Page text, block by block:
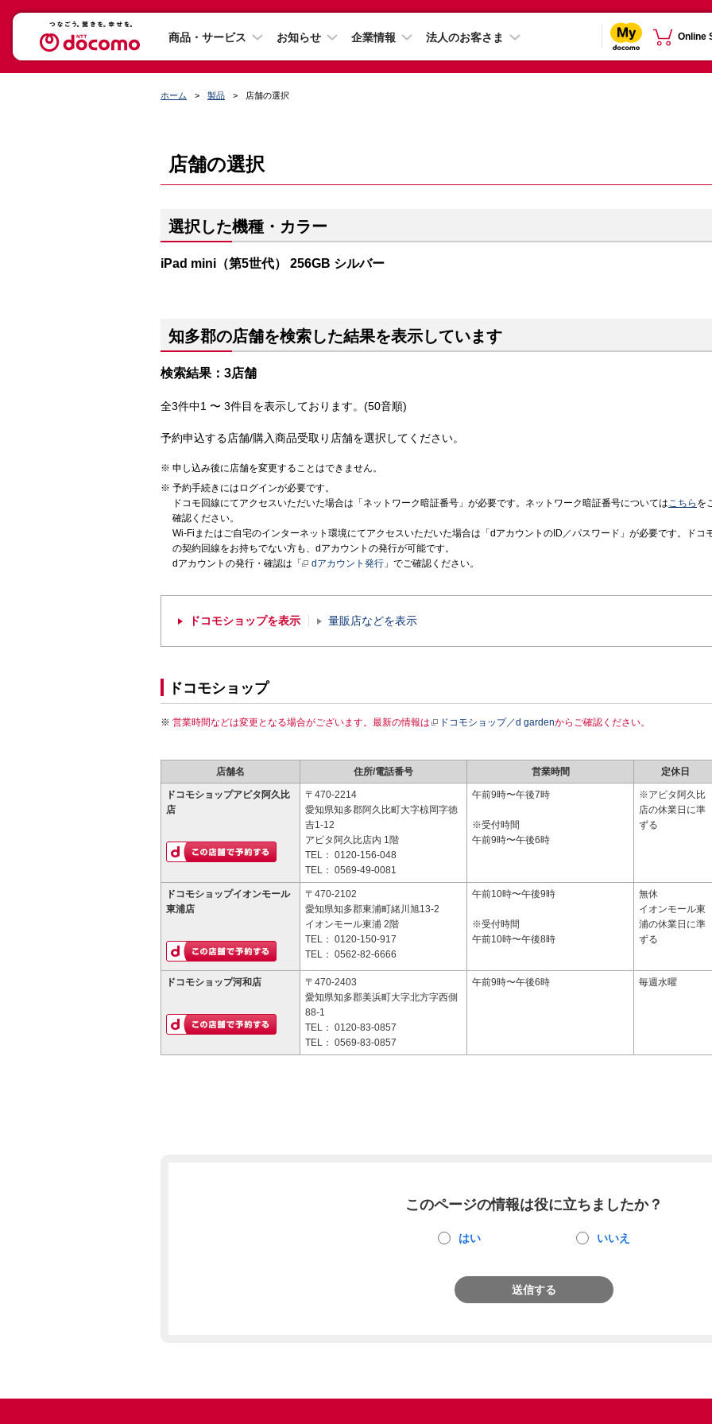
商品・サービス お知らせ 企業情報 法人のお客さま Online
ホーム 製品 店舗の選択
店舗の選択
選択した機種・カラー
iPad mini（第5世代） 256GB シルバー
知多郡の店舗を検索した結果を表示しています
検索結果：3店舗
全3件中1 〜 3件目を表示しております。(50音順)
予約申込する店舗/購入商品受取り店舗を選択してください。
申し込み後に店舗を変更することはできません。
予約手続きにはログインが必要です。
ドコモ回線にてアクセスいただいた場合は「ネットワーク暗証番号」が必要です。ネットワーク暗証番号についてはこちら を
確認ください。
Wi-Fiまたはご自宅のインターネット環境にてアクセスいただいた場合は「dアカウントのID／パスワード」が必要です。ドコ
の契約回線をお持ちでない方も、dアカウントの発行が可能です。
dアカウントの発行・確認は「
dアカウント発行 」でご確認ください。
ドコモショップを表示 量販店などを表示
ドコモショップ
営業時間などは変更となる場合がございます。最新の情報は ドコモショップ／d gardenからご確認ください。
店舗名 住所/電話番号 営業時間 定休日
ドコモショップアピタ阿久比
店
〒470-2214
愛知県知多郡阿久比町大字椋岡字徳
吉1-12
アピタ阿久比店内 1階
TEL： 0120-156-048
TEL： 0569-49-0081
午前9時〜午後7時
※受付時間
午前9時〜午後6時
※アピタ阿久比
店の休業日に準
ずる
ドコモショップイオンモール
東浦店
〒470-2102
愛知県知多郡東浦町緒川旭13-2
イオンモール東浦 2階
TEL： 0120-150-917
TEL： 0562-82-6666
午前10時〜午後9時
※受付時間
午前10時〜午後8時
無休
イオンモール東
浦の休業日に準
ずる
ドコモショップ河和店
〒470-2403
愛知県知多郡美浜町大字北方字西側
88-1
TEL： 0120-83-0857
TEL： 0569-83-0857
午前9時〜午後6時 毎週水曜
このページの情報は役に立ちましたか？
はい いいえ
送信する